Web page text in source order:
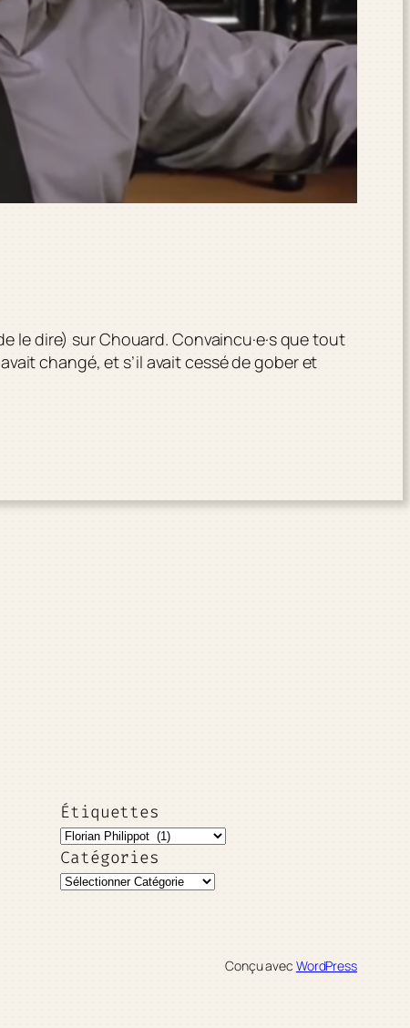
le dire) sur Chouard. Convaincu·e·s que tout
changé, et s’il avait cessé de gober et
Étiquettes
Catégories
Conçu avec WordPress